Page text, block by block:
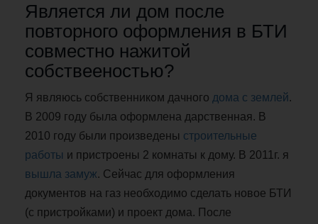
Является ли дом после
повторного оформления в БТИ
совместно нажитой
собствееностью?
Я являюсь собственником дачного дома с землей.
В 2009 году была оформлена дарственная. В
2010 году были произведены строительные
работы и пристроены 2 комнаты к дому. В 2011г. я
вышла замуж. Сейчас для оформления
документов на газ необходимо сделать новое БТИ
(с пристройками) и проект дома. После